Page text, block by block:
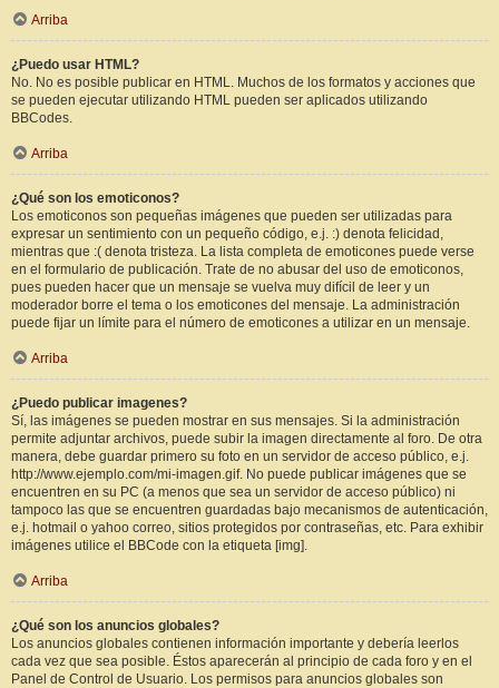
Arriba
¿Puedo usar HTML?
No. No es posible publicar en HTML. Muchos de los formatos y acciones que
se pueden ejecutar utilizando HTML pueden ser aplicados utilizando
BBCodes.
Arriba
¿Qué son los emoticonos?
Los emoticonos son pequeñas imágenes que pueden ser utilizadas para
expresar un sentimiento con un pequeño código, e.j. :) denota felicidad,
mientras que :( denota tristeza. La lista completa de emoticones puede verse
en el formulario de publicación. Trate de no abusar del uso de emoticonos,
pues pueden hacer que un mensaje se vuelva muy difícil de leer y un
moderador borre el tema o los emoticones del mensaje. La administración
puede fijar un límite para el número de emoticones a utilizar en un mensaje.
Arriba
¿Puedo publicar imagenes?
Sí, las imágenes se pueden mostrar en sus mensajes. Si la administración
permite adjuntar archivos, puede subir la imagen directamente al foro. De otra
manera, debe guardar primero su foto en un servidor de acceso público, e.j.
http://www.ejemplo.com/mi-imagen.gif. No puede publicar imágenes que se
encuentren en su PC (a menos que sea un servidor de acceso público) ni
tampoco las que se encuentren guardadas bajo mecanismos de autenticación,
e.j. hotmail o yahoo correo, sitios protegidos por contraseñas, etc. Para exhibir
imágenes utilice el BBCode con la etiqueta [img].
Arriba
¿Qué son los anuncios globales?
Los anuncios globales contienen información importante y debería leerlos
cada vez que sea posible. Éstos aparecerán al principio de cada foro y en el
Panel de Control de Usuario. Los permisos para anuncios globales son